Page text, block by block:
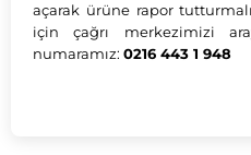
açarak ürüne rapor
için çağrı merkezimizi
numaramız: 0216 443 1 948